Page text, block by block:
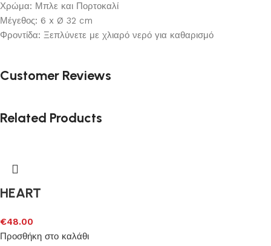
Χρώμα: Μπλε και Πορτοκαλί
Μέγεθος: 6 x Ø 32 cm
Φροντίδα: Ξεπλύνετε με χλιαρό νερό για καθαρισμό
Customer Reviews
Related Products
HEART
€48.00
Προσθήκη στο καλάθι